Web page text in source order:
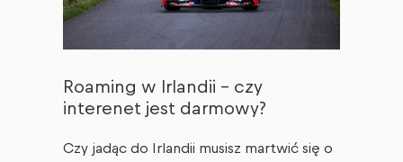
Roaming w Irlandii – czy
interenet jest darmowy?
Czy jadąc do Irlandii musisz martwić się o